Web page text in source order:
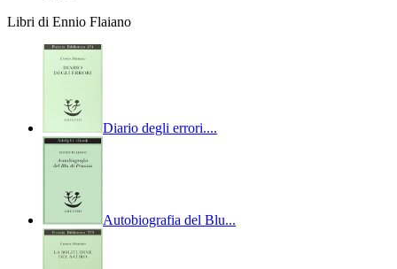
Libri di Ennio Flaiano
Diario degli errori....
Autobiografia del Blu...